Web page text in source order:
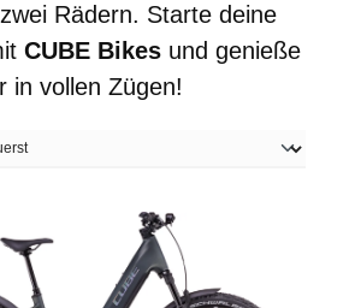
Rädern. Starte deine
CUBE Bikes und genieße
in vollen Zügen!